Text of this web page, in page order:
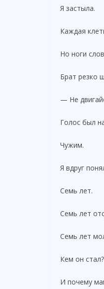
Я застыла.
Каждая
Но ноги
Брат резко
— Не
Голос был
Чужим.
Я вдруг
Семь лет.
Семь лет
Семь лет
Кем он стал?
И почему